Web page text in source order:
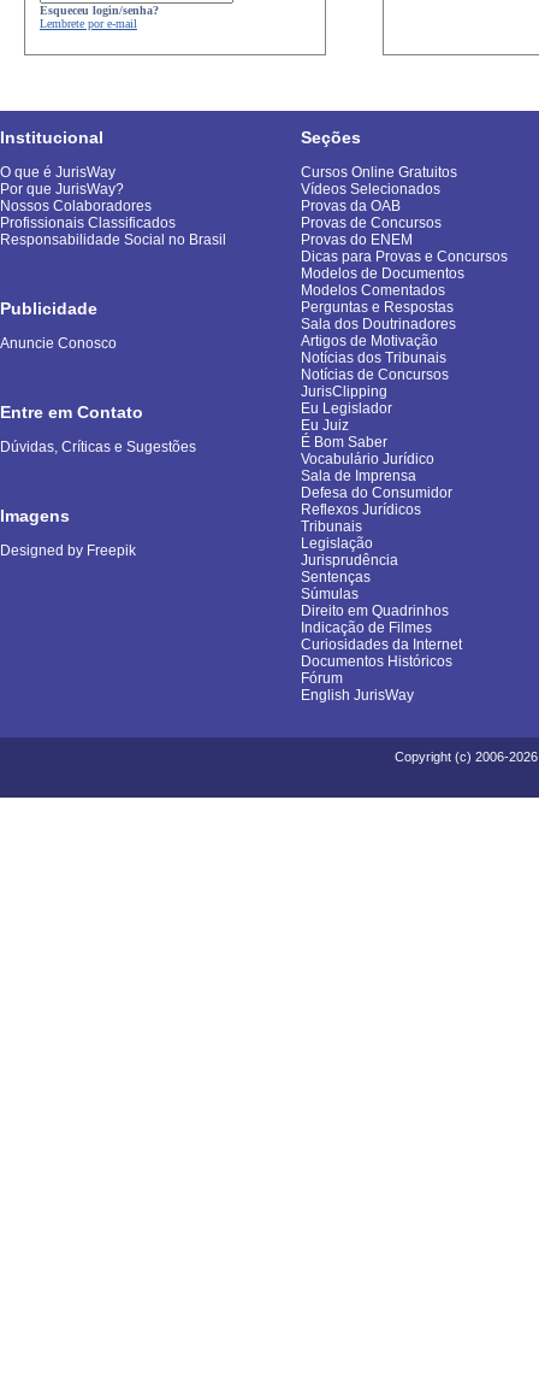
Esqueceu login/senha?
Lembrete por e-mail
Institucional
O que é JurisWay
Por que JurisWay?
Nossos Colaboradores
Profissionais Classificados
Responsabilidade Social no Brasil
Publicidade
Anuncie Conosco
Entre em Contato
Dúvidas, Críticas e Sugestões
Imagens
Designed by Freepik
Seções
Cursos Online Gratuitos
Vídeos Selecionados
Provas da OAB
Provas de Concursos
Provas do ENEM
Dicas para Provas e Concursos
Modelos de Documentos
Modelos Comentados
Perguntas e Respostas
Sala dos Doutrinadores
Artigos de Motivação
Notícias dos Tribunais
Notícias de Concursos
JurisClipping
Eu Legislador
Eu Juiz
É Bom Saber
Vocabulário Jurídico
Sala de Imprensa
Defesa do Consumidor
Reflexos Jurídicos
Tribunais
Legislação
Jurisprudência
Sentenças
Súmulas
Direito em Quadrinhos
Indicação de Filmes
Curiosidades da Internet
Documentos Históricos
Fórum
English JurisWay
Copyright (c) 2006-